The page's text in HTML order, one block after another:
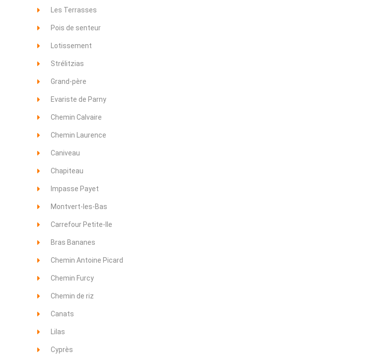
Les Terrasses
Pois de senteur
Lotissement
Strélitzias
Grand-père
Evariste de Parny
Chemin Calvaire
Chemin Laurence
Caniveau
Chapiteau
Impasse Payet
Montvert-les-Bas
Carrefour Petite-Ile
Bras Bananes
Chemin Antoine Picard
Chemin Furcy
Chemin de riz
Canats
Lilas
Cyprès